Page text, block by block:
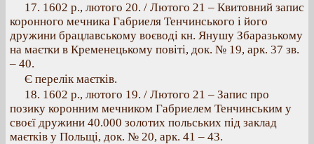
17. 1602 р., лютого 20. / Лютого 21 – Квитовний запис
коронного мечника Габриеля Тенчинського і його
дружини брацлавському воєводі кн. Янушу Збаразькому
на маєтки в Кременецькому повіті, док. № 19, арк. 37 зв.
– 40.
Є перелік маєтків.
18. 1602 p., лютого 19. / Лютого 21 – Запис про
позику коронним мечником Габриелем Тенчинським у
своєї дружини 40.000 золотих польських під заклад
маєтків у Польщі, док. № 20, арк. 41 – 43.